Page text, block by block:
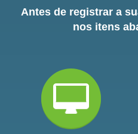
Antes de registrar a
nos itens